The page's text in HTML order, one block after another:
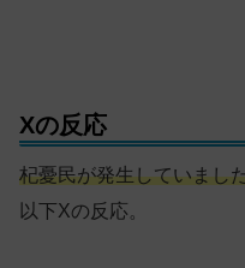
Xの反応
杞憂民が発生していまし
以下Xの反応。